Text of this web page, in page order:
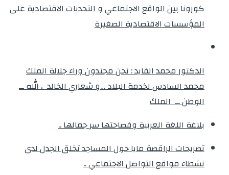
كورونا بين الواقع الاجتماعي و التحديات الاقتصادية على
المؤسسات الاقتصادية الصغيرة
الدكتور محمد الفايد : نحن مجندون وراء جلالة الملك
محمد السادس لخدمة البلاد …و شعاري الخالد ، الله ــ
الوطن ــ الملك
بلاغة اللغة العربية وفصاحتها سر جمالها ..
تصريحات الراقصة مايا حول المساجد تخلق الجدل لدى
نشطاء مواقع التواصل الاجتماعي ..